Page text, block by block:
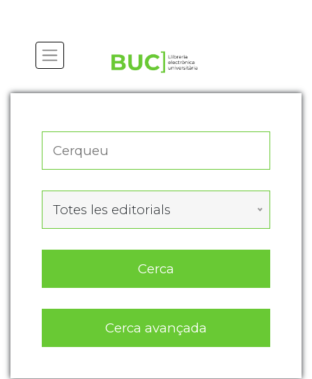
Totes les editorials
Cerca
Cerca avançada